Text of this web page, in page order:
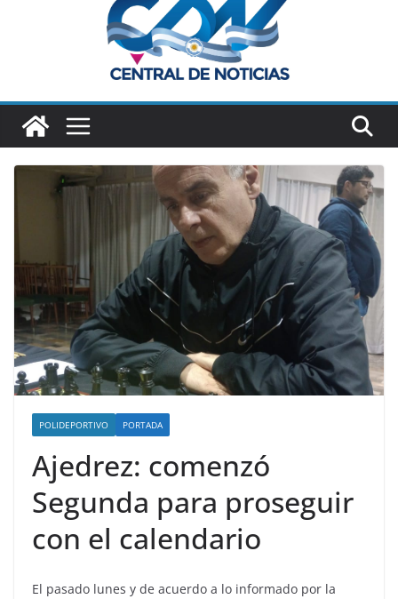
POLIDEPORTIVO PORTADA
Ajedrez: comenzó
Segunda para proseguir
con el calendario
El pasado lunes y de acuerdo a lo informado por la